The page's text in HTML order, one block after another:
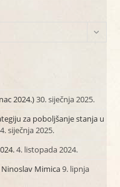
2024.)30. siječnja 2025.
za poboljšanje stanja u
4. siječnja 2025.
4. listopada 2024.
Ninoslav Mimica9. lipnja